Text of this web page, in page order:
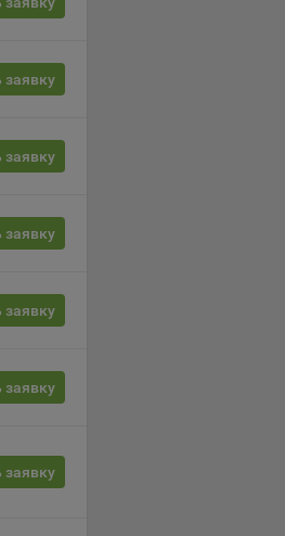
заявку
заявку
заявку
заявку
заявку
заявку